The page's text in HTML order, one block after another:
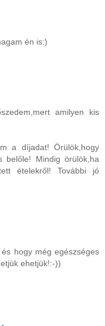
én is:)
amilyen kis
a díjadat! Örülök,hogy
Mindig örülök,ha
ételekről! További jó
hogy még egészséges
ehetjük!:-))